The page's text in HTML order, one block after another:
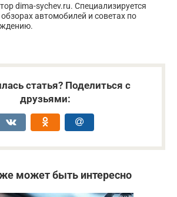
dima-sychev.ru. Специализируется
обзорах автомобилей и советах по
статья? Поделиться с
друзьями:
может быть интересно